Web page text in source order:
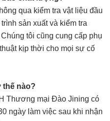
qua kiểm tra vật liệu đầu
sản xuất và kiểm tra
tôi cũng cung cấp phụ
kịp thời cho mọi sự cố
thế nào?
Thương mại Đào Jining có
ngày làm việc sau khi nhận